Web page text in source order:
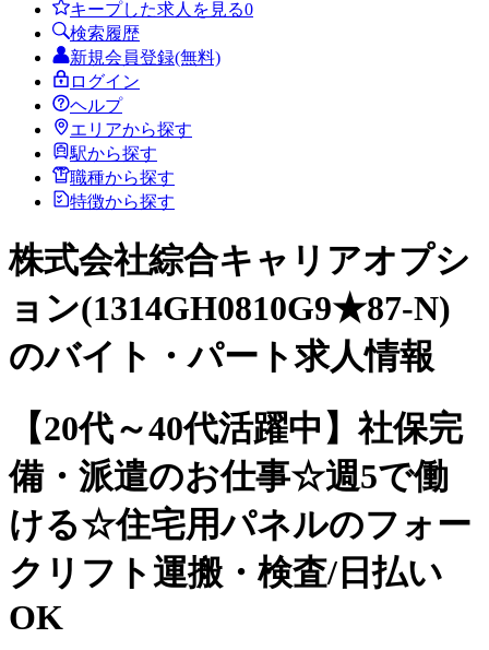
キープした求人を見る0
検索履歴
新規会員登録(無料)
ログイン
ヘルプ
エリアから探す
駅から探す
職種から探す
特徴から探す
株式会社綜合キャリアオプシ
ョン(1314GH0810G9★87-N)
のバイト・パート求人情報
【20代～40代活躍中】社保完
備・派遣のお仕事☆週5で働
ける☆住宅用パネルのフォー
クリフト運搬・検査/日払い
OK